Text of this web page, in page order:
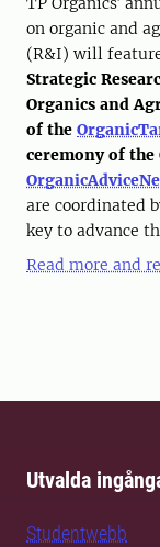
on organic and
(R&I) will
Strategic
Organics and
of the
ceremony of the
are coordinated
key to advance
Read more and
Utvalda
Studentwebb